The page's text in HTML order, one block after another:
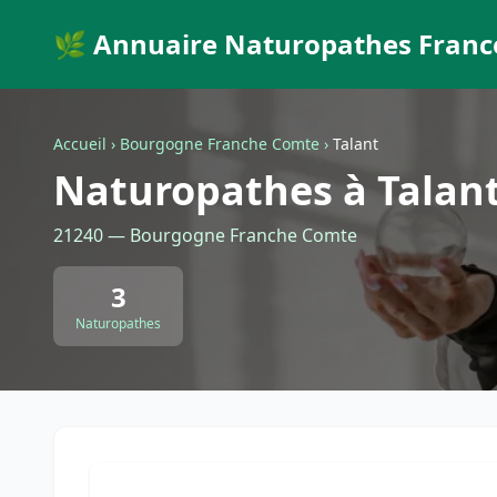
🌿 Annuaire Naturopathes
Accueil › Bourgogne Franche Comte › Talant
Naturopathes à
21240 — Bourgogne Franche Comte
3
Naturopathes